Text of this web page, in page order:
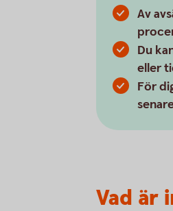
Av
Du
eller
För
Vad är